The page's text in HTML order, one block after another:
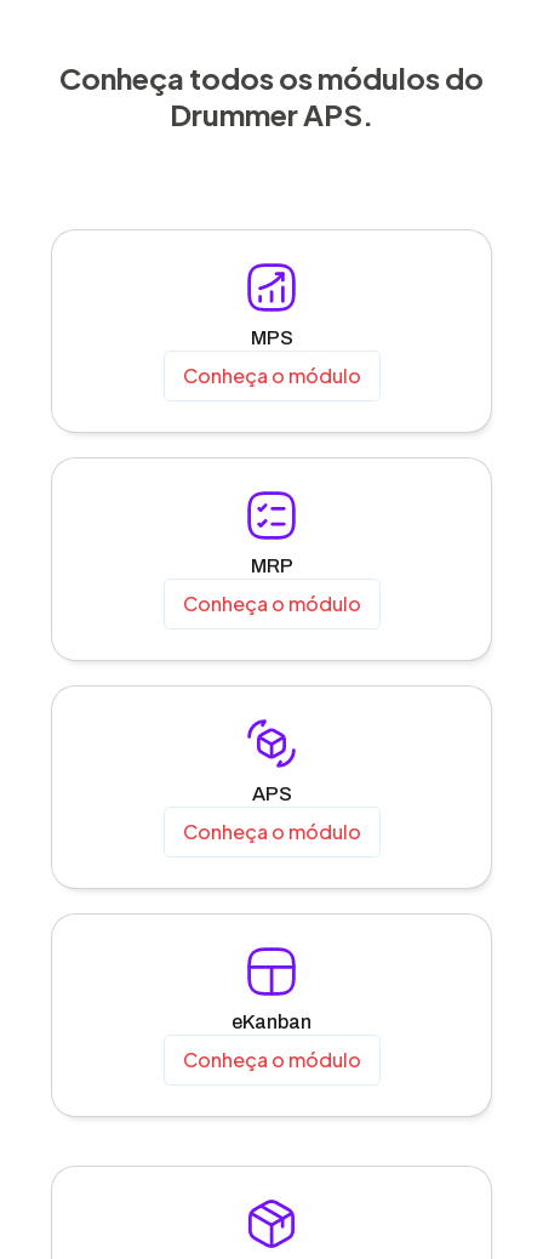
Conheça todos os módulos do
Drummer APS.
MPS
Conheça o módulo
MRP
Conheça o módulo
APS
Conheça o módulo
eKanban
Conheça o módulo